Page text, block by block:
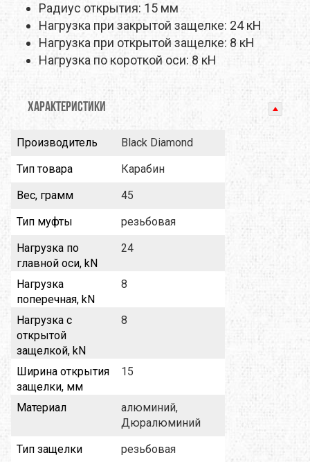
Радиус открытия: 15 мм
Нагрузка при закрытой защелке: 24 кН
Нагрузка при открытой защелке: 8 кН
Нагрузка по короткой оси: 8 кН
ХАРАКТЕРИСТИКИ
Производитель
Black Diamond
Тип товара
Карабин
Вес, грамм
45
Тип муфты
резьбовая
Нагрузка по
главной оси, kN
24
Нагрузка
поперечная, kN
8
Нагрузка с
открытой
защелкой, kN
8
Ширина открытия
защелки, мм
15
Материал
алюминий,
Дюралюминий
Тип защелки
резьбовая